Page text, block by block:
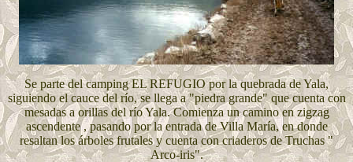
Se parte del camping EL REFUGIO por la quebrada de Yala,
siguiendo el cauce del río, se llega a "piedra grande" que cuenta con
mesadas a orillas del río Yala. Comienza un camino en zigzag
ascendente , pasando por la entrada de Villa María, en donde
resaltan los árboles frutales y cuenta con criaderos de Truchas "
Arco-iris".